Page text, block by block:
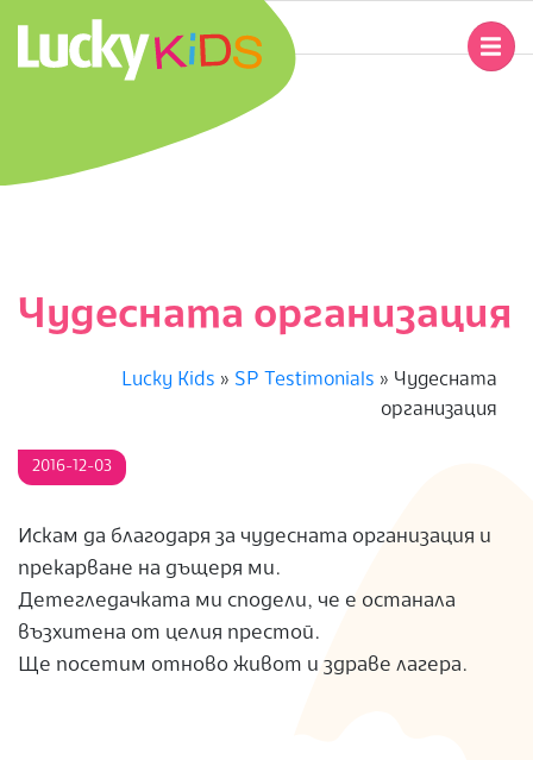
content
U
K
Y
I
D
S
Чудесната организация
Lucky Kids » SP Testimonials » Чудесната
организация
2016-12-03
Искам да благодаря за чудесната организация и
прекарване на дъщеря ми.
Детегледачката ми сподели, че е останала
възхитена от целия престой.
Ще посетим отново живот и здраве лагера.